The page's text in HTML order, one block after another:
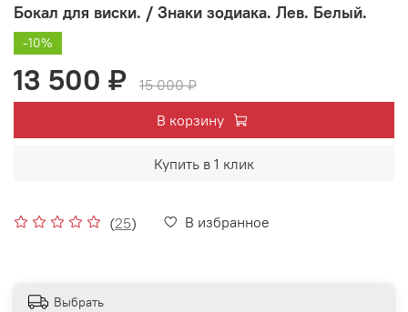
Бокал для виски. / Знаки зодиака. Лев. Белый.
(25) В избранное
-10%
13 500 ₽
15 000 ₽
В корзину
Купить в 1 клик
Выбрать